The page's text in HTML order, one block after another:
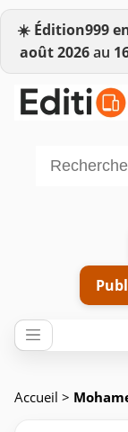
☀️ Édition999
août 2026au
Accueil >